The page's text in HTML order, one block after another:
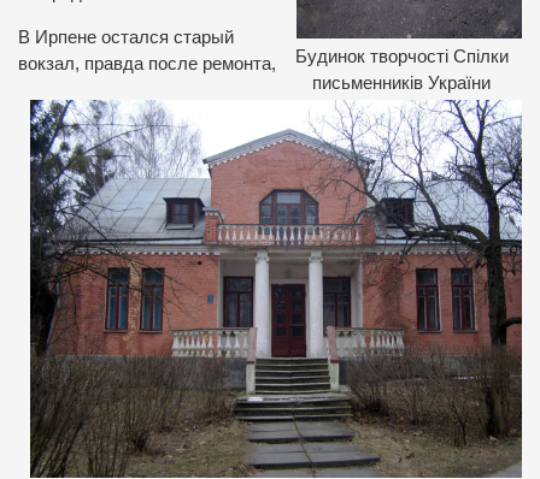
Будинок творчості Спілки
письменників України
В Ирпене остался старый
вокзал, правда после ремонта,